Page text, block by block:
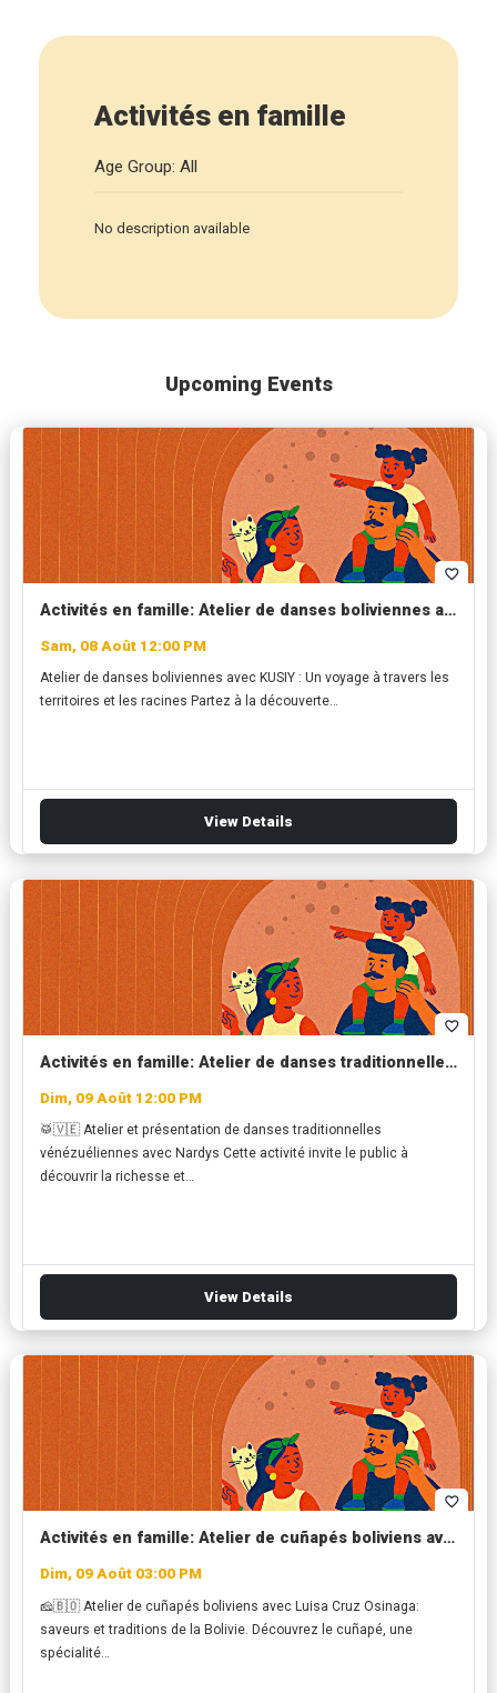
Activités en famille
Age Group: All
No description available
Upcoming Events
favorite_border
Activités en famille: Atelier de danses boliviennes avec KUSIY
Sam, 08 Août 12:00 PM
Atelier de danses boliviennes avec KUSIY : Un voyage à travers les
territoires et les racines Partez à la découverte…
View Details
favorite_border
Activités en famille: Atelier de danses traditionnelles vénézuéliennes avec Nardys
Dim, 09 Août 12:00 PM
🥁🇻🇪 Atelier et présentation de danses traditionnelles
vénézuéliennes avec Nardys Cette activité invite le public à
découvrir la richesse et…
View Details
favorite_border
Activités en famille: Atelier de cuñapés boliviens avec Luisa Cruz Osinaga
Dim, 09 Août 03:00 PM
🧀🇧🇴 Atelier de cuñapés boliviens avec Luisa Cruz Osinaga:
saveurs et traditions de la Bolivie. Découvrez le cuñapé, une
spécialité…